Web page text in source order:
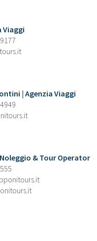
Viaggi
| Agenzia Viaggi
& Tour Operator